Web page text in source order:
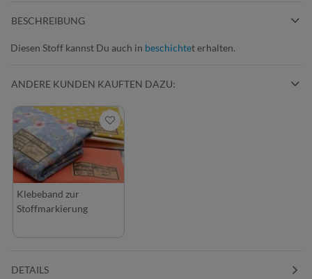
BESCHREIBUNG
Diesen Stoff kannst Du auch in beschichtet erhalten.
ANDERE KUNDEN KAUFTEN DAZU:
Klebeband zur
Stoffmarkierung
DETAILS